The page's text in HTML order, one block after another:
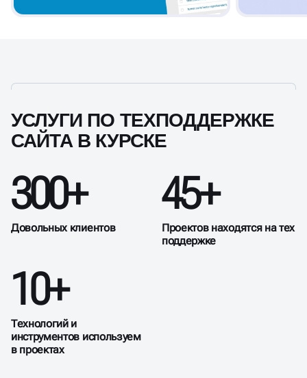
УСЛУГИ ПО ТЕХПОДДЕРЖКЕ
САЙТА В КУРСКЕ
300+
Довольных клиентов
45+
Проектов находятся на тех
поддержке
10+
Технологий и
инструментов используем
в проектах